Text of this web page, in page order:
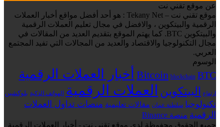
عن موقع تقني نت
موقع تقني نت – Tekany Net : هو أحد أفضل مواقع أخبار العملات
الرقمية والبيتكوين ، والافضل في مجال تعليم العملات الرقمية
والبيتكوين BTC. كما يهتم الموقع بتقديم العديد من المقالات في
مجال التكنولوجيا والاقتصاد والعديد من المجالات التي تفيد المجتمع
العربي.
الوسوم
Bitcoin blockchain BTC أخبار العملات الرقمية
ارتفاع البيتكوين العملات الرقمية الهواتف الذكية بلوكشين
تكنولوجيا سلطنة عمان مقالات تعليمية منصات تداول العملات
الرقمية منصة Binance
جميع الحقوق محفوظة لدى موقع تقني نت - أخبار العملات الرقمية